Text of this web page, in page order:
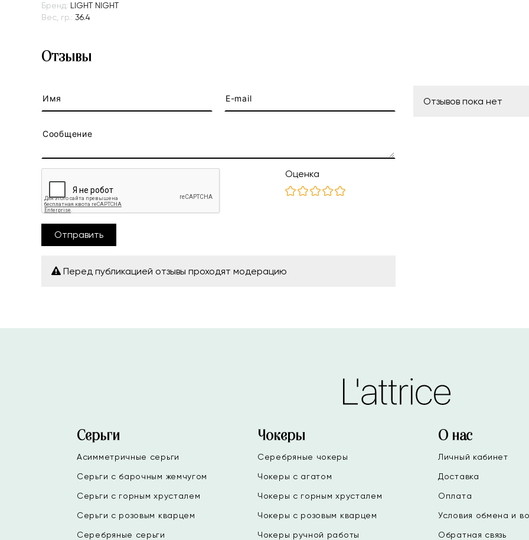
Бренд: LIGHT NIGHT
Вес, гр.: 36.4
Отзывы
Оценка
Отправить
Перед публикацией отзывы проходят модерацию
Отзывов пока нет
Серьги
Асимметричные серьги
Серьги с барочным жемчугом
Серьги с горным хрусталем
Серьги с розовым кварцем
Серебряные серьги
Чокеры
Серебряные чокеры
Чокеры с агатом
Чокеры с горным хрусталем
Чокеры с розовым кварцем
Чокеры ручной работы
О нас
Личный кабинет
Доставка
Оплата
Условия обмена и
Обратная связь